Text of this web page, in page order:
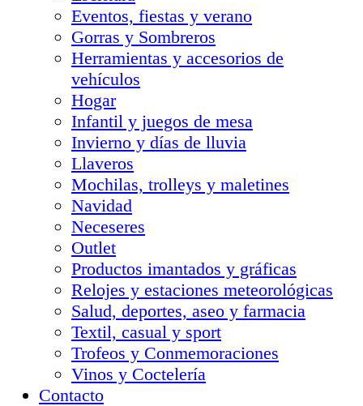
Eventos, fiestas y verano
Gorras y Sombreros
Herramientas y accesorios de
vehículos
Hogar
Infantil y juegos de mesa
Invierno y días de lluvia
Llaveros
Mochilas, trolleys y maletines
Navidad
Neceseres
Outlet
Productos imantados y gráficas
Relojes y estaciones meteorológicas
Salud, deportes, aseo y farmacia
Textil, casual y sport
Trofeos y Conmemoraciones
Vinos y Coctelería
Contacto